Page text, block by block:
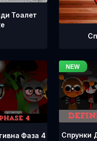
Тоалет
Фаза 4 Спрунки